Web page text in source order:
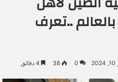
..تعرف
0
38